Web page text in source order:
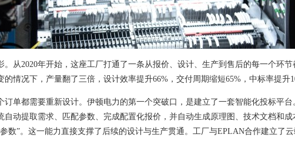
从2020年开始，这座工厂打通了一条从报价、设计、生产到售后的每一个环节
情况下，产量翻了三倍，设计效率提升66%，交付周期缩短65%，中标率提升
单都需要重新设计。伊顿电力的第一个突破口，是建立了一套智能化投标平台
动提取需求、匹配参数、完成配置化报价，并自动生成原理图、技术文档和成
数”。 这一能力直接支撑了后续的设计与生产贯通。工厂与EPLAN合作建立了